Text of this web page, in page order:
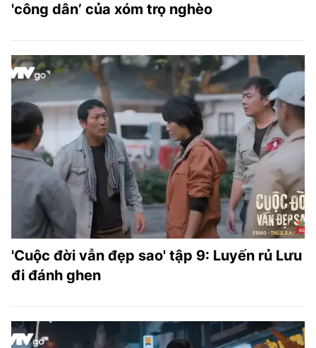
'công dân’ của xóm trọ nghèo
'Cuộc đời vẫn đẹp sao' tập 9: Luyến rủ Lưu
đi đánh ghen